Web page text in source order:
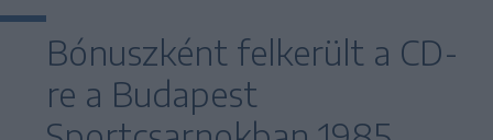
Bónuszként felkerült a CD-
re a Budapest